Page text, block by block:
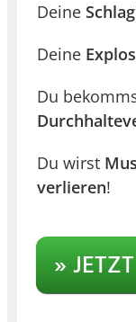
Deine
Deine
Du
Du wirst
verlieren!
»